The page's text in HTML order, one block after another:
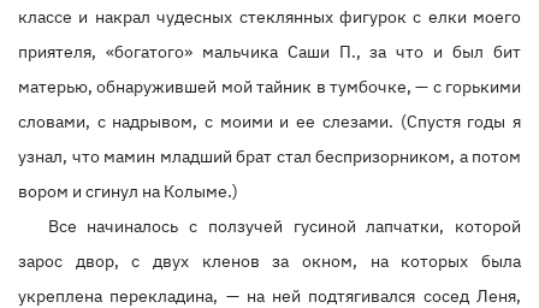
классе и накрал чудесных стеклянных фигурок с елки моего
приятеля, «богатого» мальчика Саши П., за что и был бит
матерью, обнаружившей мой тайник в тумбочке, — с горькими
словами, с надрывом, с моими и ее слезами. (Спустя годы я
узнал, что мамин младший брат стал беспризорником, а потом
вором и сгинул на Колыме.)
Все начиналось с ползучей гусиной лапчатки, которой
зарос двор, с двух кленов за окном, на которых была
укреплена перекладина, — на ней подтягивался сосед Леня,